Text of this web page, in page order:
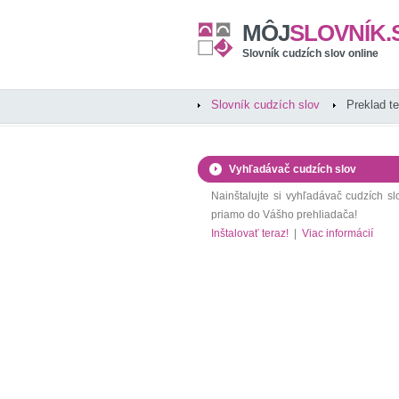
MÔJ
Slovník cudzích slov online
Slovník cudzích slov Preklad
Vyhľadávač cudzích slov
Nainštalujte si vyhľadávač cudzích
priamo do Vášho prehliadača!
Inštalovať teraz!
Viac informácií